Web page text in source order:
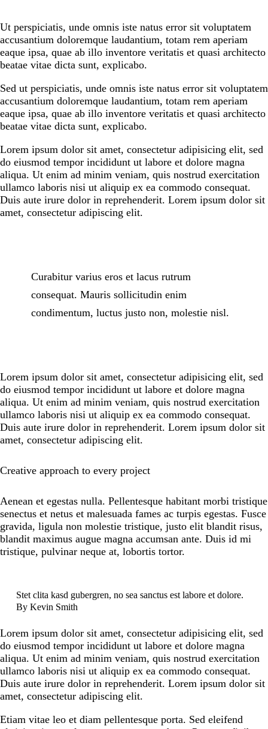
Ut perspiciatis, unde omnis iste natus error sit voluptatem
accusantium doloremque laudantium, totam rem aperiam
eaque ipsa, quae ab illo inventore veritatis et quasi architecto
beatae vitae dicta sunt, explicabo.
Sed ut perspiciatis, unde omnis iste natus error sit voluptatem
accusantium doloremque laudantium, totam rem aperiam
eaque ipsa, quae ab illo inventore veritatis et quasi architecto
beatae vitae dicta sunt, explicabo.
Lorem ipsum dolor sit amet, consectetur adipisicing elit, sed
do eiusmod tempor incididunt ut labore et dolore magna
aliqua. Ut enim ad minim veniam, quis nostrud exercitation
ullamco laboris nisi ut aliquip ex ea commodo consequat.
Duis aute irure dolor in reprehenderit. Lorem ipsum dolor sit
amet, consectetur adipiscing elit.
Curabitur varius eros et lacus rutrum
consequat. Mauris sollicitudin enim
condimentum, luctus justo non, molestie nisl.
Lorem ipsum dolor sit amet, consectetur adipisicing elit, sed
do eiusmod tempor incididunt ut labore et dolore magna
aliqua. Ut enim ad minim veniam, quis nostrud exercitation
ullamco laboris nisi ut aliquip ex ea commodo consequat.
Duis aute irure dolor in reprehenderit. Lorem ipsum dolor sit
amet, consectetur adipiscing elit.
Creative approach to every project
Aenean et egestas nulla. Pellentesque habitant morbi tristique
senectus et netus et malesuada fames ac turpis egestas. Fusce
gravida, ligula non molestie tristique, justo elit blandit risus,
blandit maximus augue magna accumsan ante. Duis id mi
tristique, pulvinar neque at, lobortis tortor.
Stet clita kasd gubergren, no sea sanctus est labore et dolore.
By Kevin Smith
Lorem ipsum dolor sit amet, consectetur adipisicing elit, sed
do eiusmod tempor incididunt ut labore et dolore magna
aliqua. Ut enim ad minim veniam, quis nostrud exercitation
ullamco laboris nisi ut aliquip ex ea commodo consequat.
Duis aute irure dolor in reprehenderit. Lorem ipsum dolor sit
amet, consectetur adipiscing elit.
Etiam vitae leo et diam pellentesque porta. Sed eleifend